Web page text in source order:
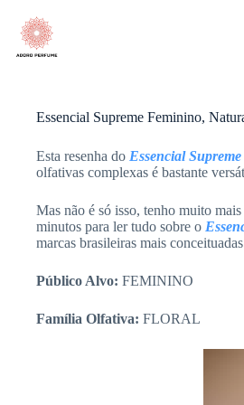
para
conteúdo
Essencial Supreme Feminino,
Esta resenha do Essencial Supreme
olfativas complexas é bastante
Mas não é só isso, tenho muito
minutos para ler tudo sobre o
marcas brasileiras mais
Público Alvo: FEMININO
Família Olfativa: FLORAL